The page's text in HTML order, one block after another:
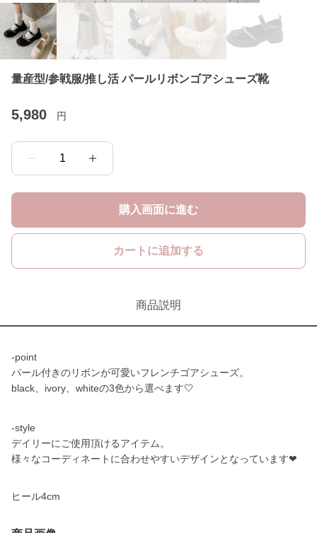
量産型/参戦服/推し活 パールリボンゴアシューズ靴
5,980 円
1
購入画面に進む
カートに追加する
商品説明
-point
パール付きのリボンが可愛いフレンチゴアシューズ。
black、ivory、whiteの3色から選べます🤍
-style
デイリーにご使用頂けるアイテム。
様々なコーディネートに合わせやすいデザインとなっています❤︎
ヒール4cm